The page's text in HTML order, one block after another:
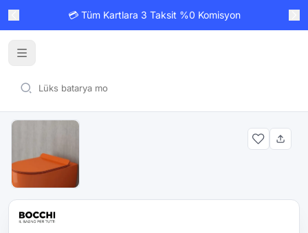
💳 Tüm Kartlara 3 Taksit %0 Komisyon